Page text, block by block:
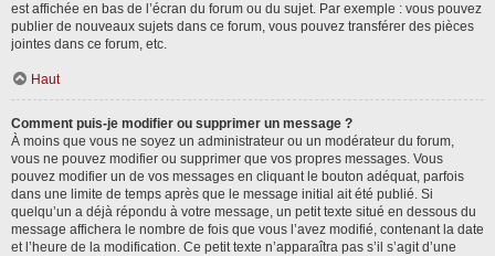
est affichée en bas de l’écran du forum ou du sujet. Par exemple : vous pouvez
publier de nouveaux sujets dans ce forum, vous pouvez transférer des pièces
jointes dans ce forum, etc.
Haut
Comment puis-je modifier ou supprimer un message ?
À moins que vous ne soyez un administrateur ou un modérateur du forum,
vous ne pouvez modifier ou supprimer que vos propres messages. Vous
pouvez modifier un de vos messages en cliquant le bouton adéquat, parfois
dans une limite de temps après que le message initial ait été publié. Si
quelqu’un a déjà répondu à votre message, un petit texte situé en dessous du
message affichera le nombre de fois que vous l’avez modifié, contenant la date
et l’heure de la modification. Ce petit texte n’apparaîtra pas s’il s’agit d’une